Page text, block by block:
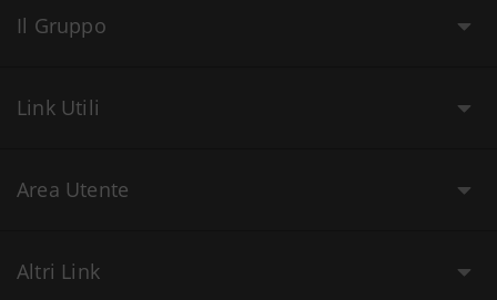
Il Gruppo
Link Utili
Area Utente
Altri Link